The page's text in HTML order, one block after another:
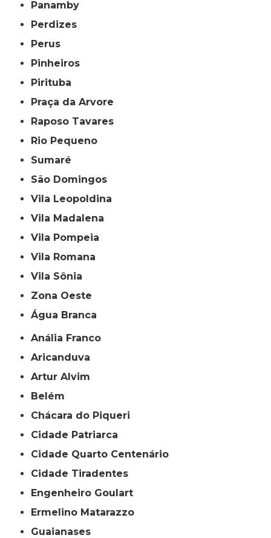
Panamby
Perdizes
Perus
Pinheiros
Pirituba
Praça da Arvore
Raposo Tavares
Rio Pequeno
Sumaré
São Domingos
Vila Leopoldina
Vila Madalena
Vila Pompeia
Vila Romana
Vila Sônia
Zona Oeste
Água Branca
Anália Franco
Aricanduva
Artur Alvim
Belém
Chácara do Piqueri
Cidade Patriarca
Cidade Quarto Centenário
Cidade Tiradentes
Engenheiro Goulart
Ermelino Matarazzo
Guaianases